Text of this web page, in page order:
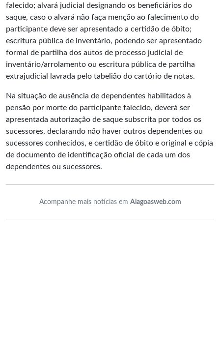
falecido; alvará judicial designando os beneficiários do
saque, caso o alvará não faça menção ao falecimento do
participante deve ser apresentado a certidão de óbito;
escritura pública de inventário, podendo ser apresentado
formal de partilha dos autos de processo judicial de
inventário/arrolamento ou escritura pública de partilha
extrajudicial lavrada pelo tabelião do cartório de notas.
Na situação de ausência de dependentes habilitados à
pensão por morte do participante falecido, deverá ser
apresentada autorização de saque subscrita por todos os
sucessores, declarando não haver outros dependentes ou
sucessores conhecidos, e certidão de óbito e original e cópia
de documento de identificação oficial de cada um dos
dependentes ou sucessores.
Acompanhe mais notícias em Alagoasweb.com